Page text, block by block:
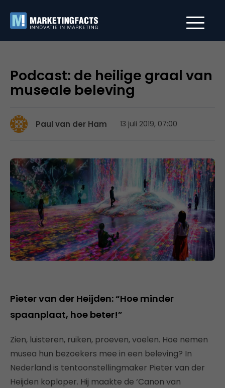
Podcast: de heilige graal van
museale beleving
Paul van der Ham 13 juli 2019, 07:00
Pieter van der Heijden: “Hoe minder
spaanplaat, hoe beter!”
Zien, luisteren, ruiken, proeven, voelen. Hoe nemen
musea hun bezoekers mee in een beleving? In
Nederland is tentoonstellingmaker Pieter van der
Heijden koploper. Hij maakte de ‘Canon van